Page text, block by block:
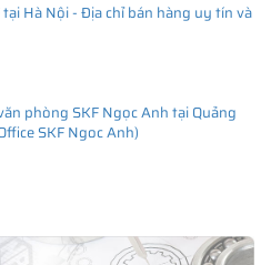
Hà Nội - Địa chỉ bán hàng uy tín và
phòng SKF Ngọc Anh tại Quảng
SKF Ngoc Anh)